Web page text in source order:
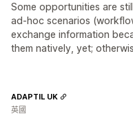
Some opportunities are
ad-hoc scenarios
exchange information
them natively, yet;
ADAPTIL UK
英國